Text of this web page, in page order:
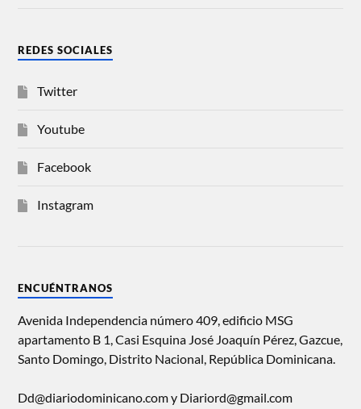
REDES SOCIALES
Twitter
Youtube
Facebook
Instagram
ENCUÉNTRANOS
Avenida Independencia número 409, edificio MSG
apartamento B 1, Casi Esquina José Joaquín Pérez, Gazcue,
Santo Domingo, Distrito Nacional, República Dominicana.
Dd@diariodominicano.com y Diariord@gmail.com